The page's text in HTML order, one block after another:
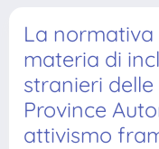
La normativa
materia di
stranieri
Province
attivismo